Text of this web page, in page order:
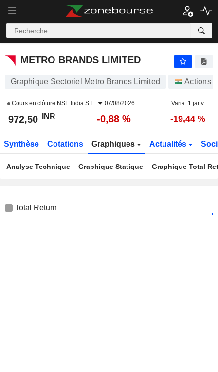
METRO BRANDS LIMITED
METRO BRANDS LIMITED
Graphique Sectoriel Metro Brands Limited Actions
Cours en clôture NSE India S.E. 07/08/2026 Varia. 1 janv.
972,50 INR -0,88 % -19,44 %
Synthèse Cotations Graphiques Actualités
Analyse Technique Graphique Statique Graphique Total
Total Return